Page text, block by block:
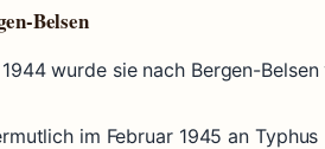
Belsen
wurde sie nach Bergen-
im Februar 1945 an